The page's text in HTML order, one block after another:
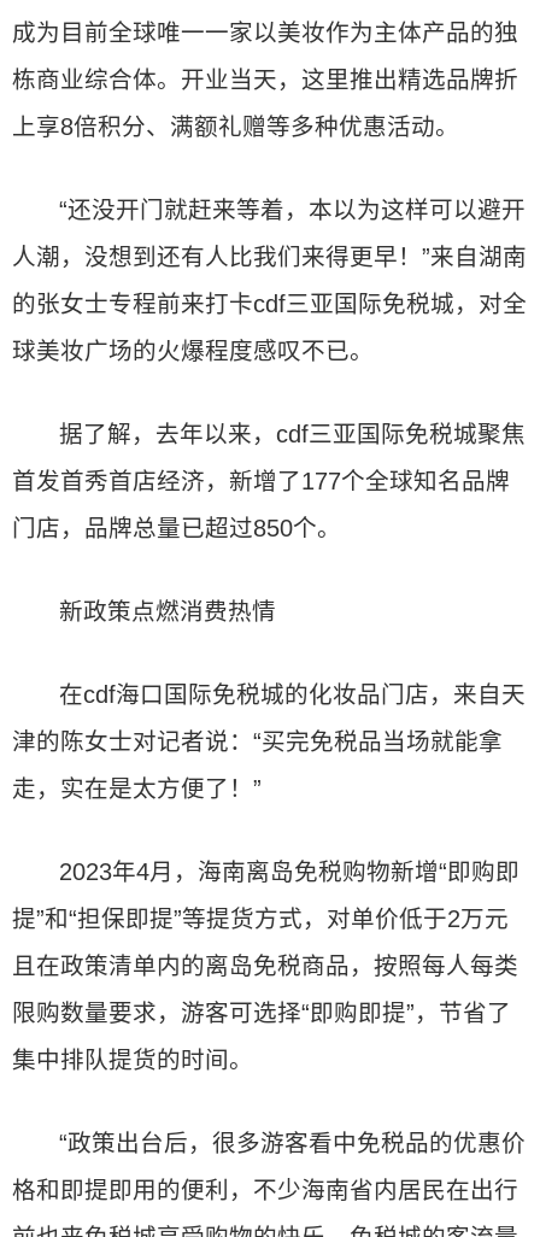
成为目前全球唯一一家以美妆作为主体产品的独
栋商业综合体。开业当天，这里推出精选品牌折
上享8倍积分、满额礼赠等多种优惠活动。
“还没开门就赶来等着，本以为这样可以避开
人潮，没想到还有人比我们来得更早！”来自湖南
的张女士专程前来打卡cdf三亚国际免税城，对全
球美妆广场的火爆程度感叹不已。
据了解，去年以来，cdf三亚国际免税城聚焦
首发首秀首店经济，新增了177个全球知名品牌
门店，品牌总量已超过850个。
新政策点燃消费热情
在cdf海口国际免税城的化妆品门店，来自天
津的陈女士对记者说：“买完免税品当场就能拿
走，实在是太方便了！”
2023年4月，海南离岛免税购物新增“即购即
提”和“担保即提”等提货方式，对单价低于2万元
且在政策清单内的离岛免税商品，按照每人每类
限购数量要求，游客可选择“即购即提”，节省了
集中排队提货的时间。
“政策出台后，很多游客看中免税品的优惠价
格和即提即用的便利，不少海南省内居民在出行